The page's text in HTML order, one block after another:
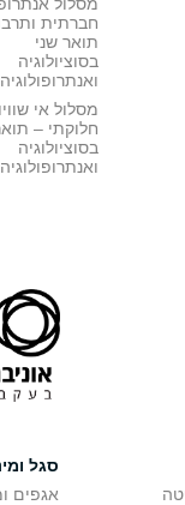
חברתית
תואר שני
בסוציולוגיה
ואנתרופולוגיה
מסלול אי
חלוקתי –
בסוציולוגיה
ואנתרופולוגיה
סגל
אגפים